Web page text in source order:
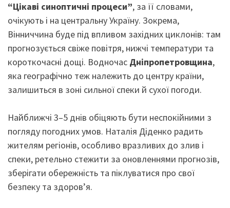
“Цікаві синоптичні процеси”, за її словами,
очікують і на центральну Україну. Зокрема,
Вінниччина буде під впливом західних циклонів: там
прогнозується свіже повітря, нижчі температури та
короткочасні дощі. Водночас Дніпропетровщина,
яка географічно теж належить до центру країни,
залишиться в зоні сильної спеки й сухої погоди.
Найближчі 3–5 днів обіцяють бути неспокійними з
погляду погодних умов. Наталія Діденко радить
жителям регіонів, особливо вразливих до злив і
спеки, ретельно стежити за оновленнями прогнозів,
зберігати обережність та піклуватися про свої
безпеку та здоров’я.